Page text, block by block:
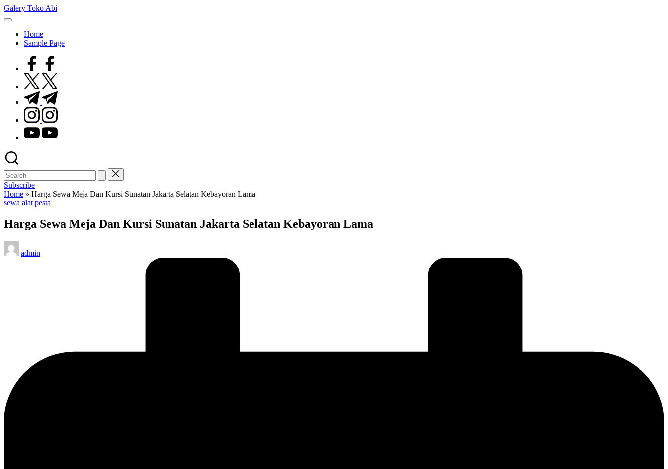
Skip
to
Galery Toko Abi
Home
Sample Page
facebook.com
twitter.com
t.me
instagram.com
youtube.com
Subscribe
Home » Harga Sewa Meja Dan Kursi Sunatan Jakarta Selatan Kebayoran Lama
Posted
sewa alat pesta
Harga Sewa Meja Dan Kursi Sunatan Jakarta Selatan Kebayoran Lama
Posted
by
admin